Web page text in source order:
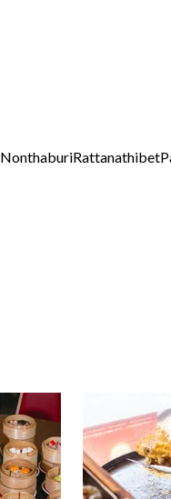
NonthaburiRattanathibet